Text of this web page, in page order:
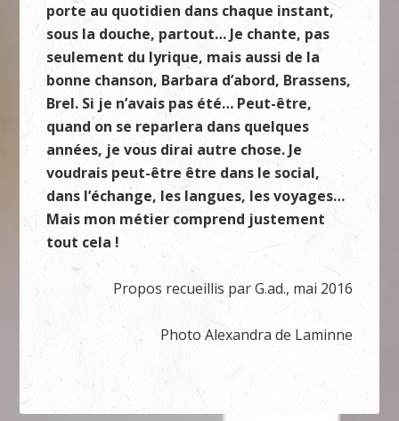
porte au quotidien dans chaque instant,
sous la douche, partout… Je chante, pas
seulement du lyrique, mais aussi de la
bonne chanson, Barbara d’abord, Brassens,
Brel. Si je n’avais pas été… Peut-être,
quand on se reparlera dans quelques
années, je vous dirai autre chose. Je
voudrais peut-être être dans le social,
dans l’échange, les langues, les voyages…
Mais mon métier comprend justement
tout cela !
Propos recueillis par G.ad., mai 2016
Photo Alexandra de Laminne